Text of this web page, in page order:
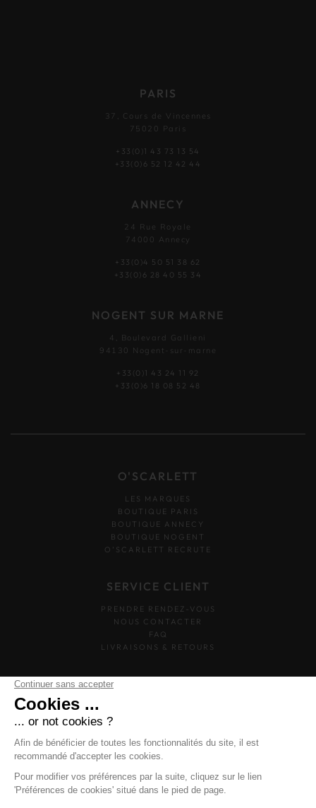
PARIS
37, Cours de Vincennes
75020 Paris
+33(0)1 43 73 13 54
+33(0)6 52 12 42 44
ANNECY
24 Rue Royale
74000 Annecy
+33(0)4 50 51 38 62
+33(0)6 28 40 55 34
NOGENT SUR MARNE
4, Boulevard Gallieni
94130 Nogent-sur-marne
+33(0)1 43 24 11 92
+33(0)6 18 08 52 48
O'SCARLETT
LES MARQUES
BOUTIQUE PARIS
BOUTIQUE ANNECY
BOUTIQUE NOGENT
O’SCARLETT RECRUTE
SERVICE CLIENT
PRENDRE RENDEZ-VOUS
NOUS CONTACTER
FAQ
LIVRAISONS & RETOURS